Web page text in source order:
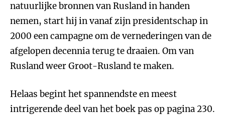
natuurlijke bronnen van Rusland in handen
nemen, start hij in vanaf zijn presidentschap in
2000 een campagne om de vernederingen van de
afgelopen decennia terug te draaien. Om van
Rusland weer Groot-Rusland te maken.
Helaas begint het spannendste en meest
intrigerende deel van het boek pas op pagina 230.